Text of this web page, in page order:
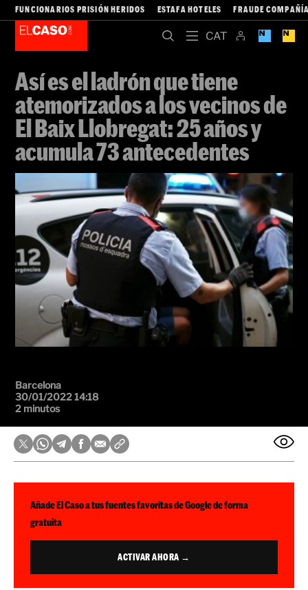
FUNCIONARIOS PRISIÓN HERIDOS ESTAFA HOTELES FRAUDE
Así es el ladrón que tiene
atemorizados a los vecinos de
El Baix Llobregat: 25 años y
acumula 73 antecedentes
Barcelona
30/01/2022 14:18
2 minutos
Añade El Caso a tus fuentes favoritas de Google de forma
gratuita
ACTIVAR AHORA →